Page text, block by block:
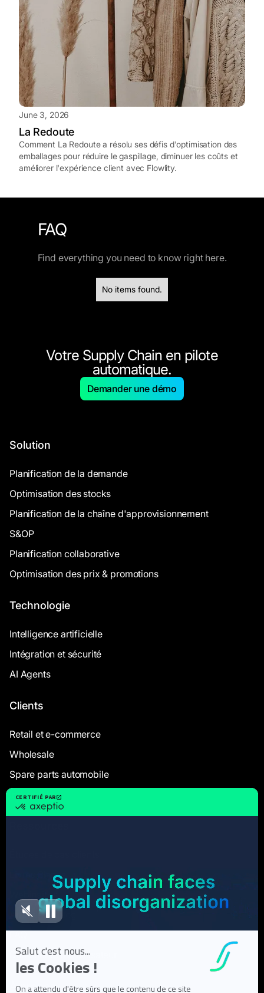
June 3, 2026
La Redoute
Comment La Redoute a résolu ses défis d'optimisation des
emballages pour réduire le gaspillage, diminuer les coûts et
améliorer l'expérience client avec Flowlity.
FAQ
Find everything you need to know right here.
No items found.
Votre Supply Chain en pilote
automatique.
Demander une démo
Solution
Planification de la demande
Optimisation des stocks
Planification de la chaîne d'approvisionnement
S&OP
Planification collaborative
Optimisation des prix & promotions
Technologie
Intelligence artificielle
Intégration et sécurité
AI Agents
Clients
Retail et e-commerce
Wholesale
Spare parts automobile
Industriels
Livres Blancs
Webinaires
Articles de blog
Documentation utilisateur
À propos